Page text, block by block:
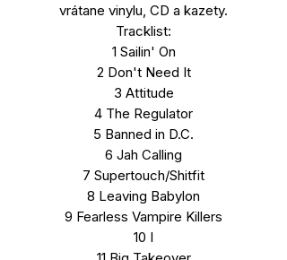
vrátane vinylu, CD a kazety.
Tracklist:
1 Sailin' On
2 Don't Need It
3 Attitude
4 The Regulator
5 Banned in D.C.
6 Jah Calling
7 Supertouch/Shitfit
8 Leaving Babylon
9 Fearless Vampire Killers
10 I